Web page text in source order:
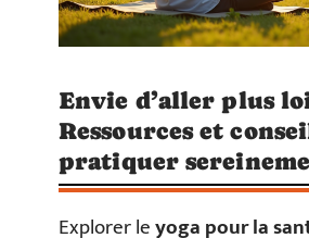
Envie d’aller plus
Ressources et
pratiquer
Explorer leyoga pour la